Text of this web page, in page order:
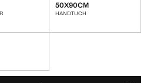
50X90CM
HANDTUCH